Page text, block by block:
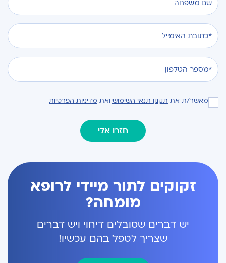
מאשר/ת את תקנון תנאי השימוש ואת מדיניות הפרטיות
זקוקים לתור מיידי לרופא
מומחה?
יש דברים שסובלים דיחוי ויש דברים
שצריך לטפל בהם עכשיו!